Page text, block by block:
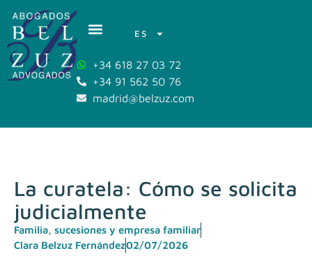
ES
+34 618 27 03 72
+34 91 562 50 76
madrid@belzuz.com
La curatela: Cómo se solicita
judicialmente
Familia, sucesiones y empresa familiar
Clara Belzuz Fernández02/07/2026